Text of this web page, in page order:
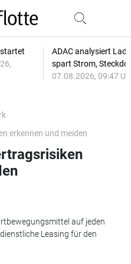
startet
ADAC analysiert
spart Strom,
07.08.2026, 09:47
erkennen und meiden
auf jeden
Leasing für den